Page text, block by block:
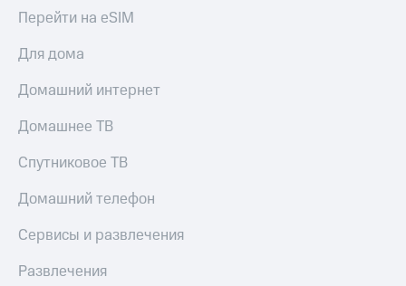
Перейти на eSIM
Для дома
Домашний интернет
Домашнее ТВ
Спутниковое ТВ
Домашний телефон
Сервисы и развлечения
Развлечения